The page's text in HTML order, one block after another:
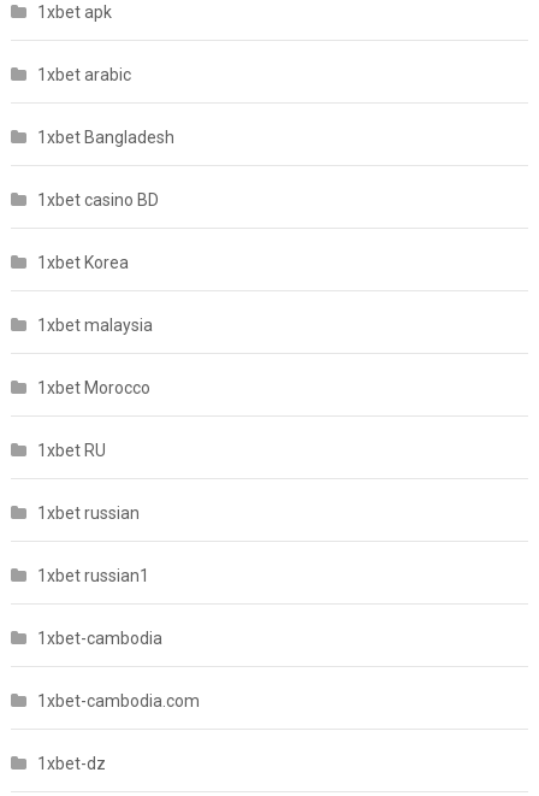
1xbet apk
1xbet arabic
1xbet Bangladesh
1xbet casino BD
1xbet Korea
1xbet malaysia
1xbet Morocco
1xbet RU
1xbet russian
1xbet russian1
1xbet-cambodia
1xbet-cambodia.com
1xbet-dz